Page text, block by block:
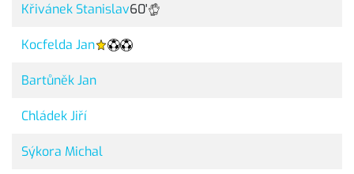
Křivánek Stanislav60'
Kocfelda Jan
Bartůněk Jan
Chládek Jiří
Sýkora Michal